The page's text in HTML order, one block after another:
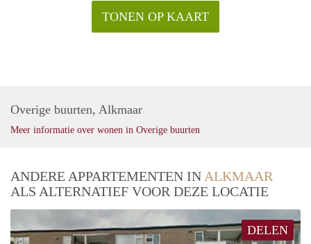
TONEN OP KAART
Overige buurten, Alkmaar
Meer informatie over wonen in Overige buurten
ANDERE APPARTEMENTEN IN ALKMAAR
ALS ALTERNATIEF VOOR DEZE LOCATIE
DELEN